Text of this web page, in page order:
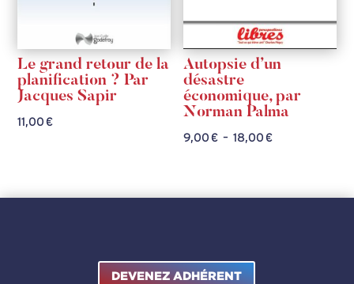
Le grand retour de la
planification ? Par
Jacques Sapir
11,00€
Autopsie d’un
désastre
économique, par
Norman Palma
9,00€ – 18,00€Plage
9,00 €
DEVENEZ ADHÉRENT